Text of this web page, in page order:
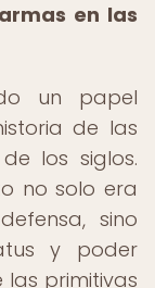
en las
un papel
de las
los siglos.
no solo era
sino
y poder
primitivas